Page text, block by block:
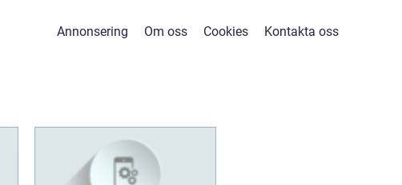
Annonsering Om oss Cookies Kontakta oss